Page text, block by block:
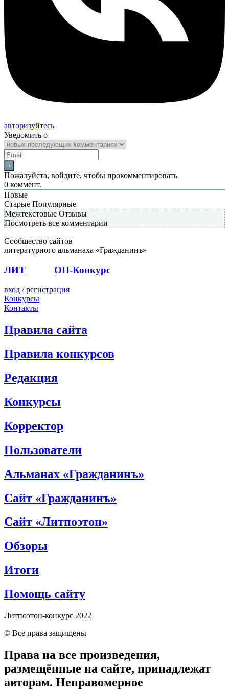
авторизуйтесь
Уведомить о
Пожалуйста, войдите, чтобы прокомментировать
0 коммент.
Новые
Старые Популярные
Межтекстовые Отзывы
Посмотреть все комментарии
Сообщество сайтов
литературного альманаха «Гражданинъ»
ЛИТ ОН-Конкурс
вход / регистрация
Конкурсы
Контакты
Правила сайта
Правила конкурсов
Редакция
Конкурсы
Корректор
Пользователи
Альманах «Гражданинъ»
Сайт «Гражданинъ»
Сайт «Литпоэтон»
Обзоры
Итоги
Помощь сайту
Литпоэтон-конкурс 2022
© Все права защищены
Права на все произведения,
размещённые на сайте, принадлежат
авторам. Неправомерное